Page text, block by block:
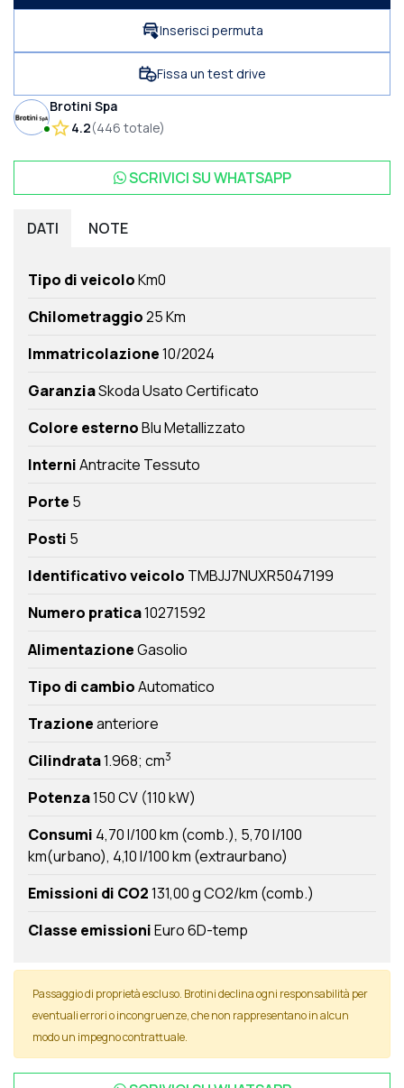
Inserisci permuta
Fissa un test drive
Brotini Spa
4.2(446 totale)
SCRIVICI SUWHATSAPP
DATI NOTE
Tipo di veicoloKm0
Chilometraggio25 Km
Immatricolazione10/2024
GaranziaSkoda Usato Certificato
Colore esternoBlu Metallizzato
InterniAntracite Tessuto
Porte 5
Posti 5
Identificativo veicolo TMBJJ7NUXR5047199
Numero pratica10271592
AlimentazioneGasolio
Tipo di cambioAutomatico
Trazioneanteriore
Cilindrata1.968; cm3
Potenza150 CV (110 kW)
Consumi 4,70 l/100 km (comb.) 5,70 l/100
km(urbano) 4,10 l/100 km (extraurbano)
Emissioni di CO2131,00 g CO2/km (comb.)
Classe emissioniEuro 6D-temp
Passaggio di proprietà escluso. Brotini declina ogni responsabilità per
eventuali errori o incongruenze, che non rappresentano in alcun
modo un impegno contrattuale.